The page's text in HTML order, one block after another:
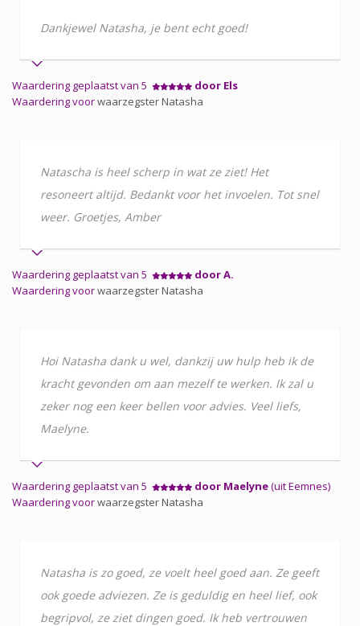
Dankjewel Natasha, je bent echt goed!
Waardering geplaatst van 5
door Els
Waardering voorwaarzegster Natasha
Natascha is heel scherp in wat ze ziet! Het
resoneert altijd. Bedankt voor het invoelen. Tot snel
weer. Groetjes, Amber
Waardering geplaatst van 5
door A.
Waardering voorwaarzegster Natasha
Hoi Natasha dank u wel, dankzij uw hulp heb ik de
kracht gevonden om aan mezelf te werken. Ik zal u
zeker nog een keer bellen voor advies. Veel liefs,
Maelyne.
Waardering geplaatst van 5 door Maelyne(uit Eemnes)
Waardering voorwaarzegster Natasha
Natasha is zo goed, ze voelt heel goed aan. Ze geeft
ook goede adviezen. Ze is geduldig en heel lief, ook
begripvol, ze ziet dingen goed. Ik heb vertrouwen